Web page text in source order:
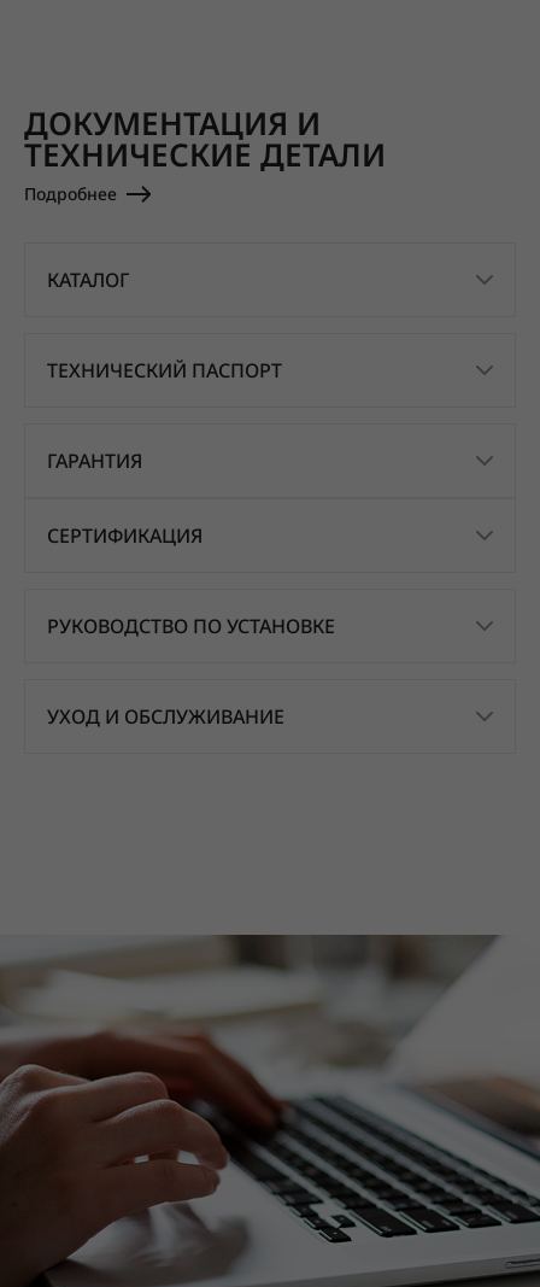
ДОКУМЕНТАЦИЯ И
ТЕХНИЧЕСКИЕ ДЕТАЛИ
Подробнее
КАТАЛОГ
ТЕХНИЧЕСКИЙ ПАСПОРТ
ГАРАНТИЯ
СЕРТИФИКАЦИЯ
РУКОВОДСТВО ПО УСТАНОВКЕ
УХОД И ОБСЛУЖИВАНИЕ